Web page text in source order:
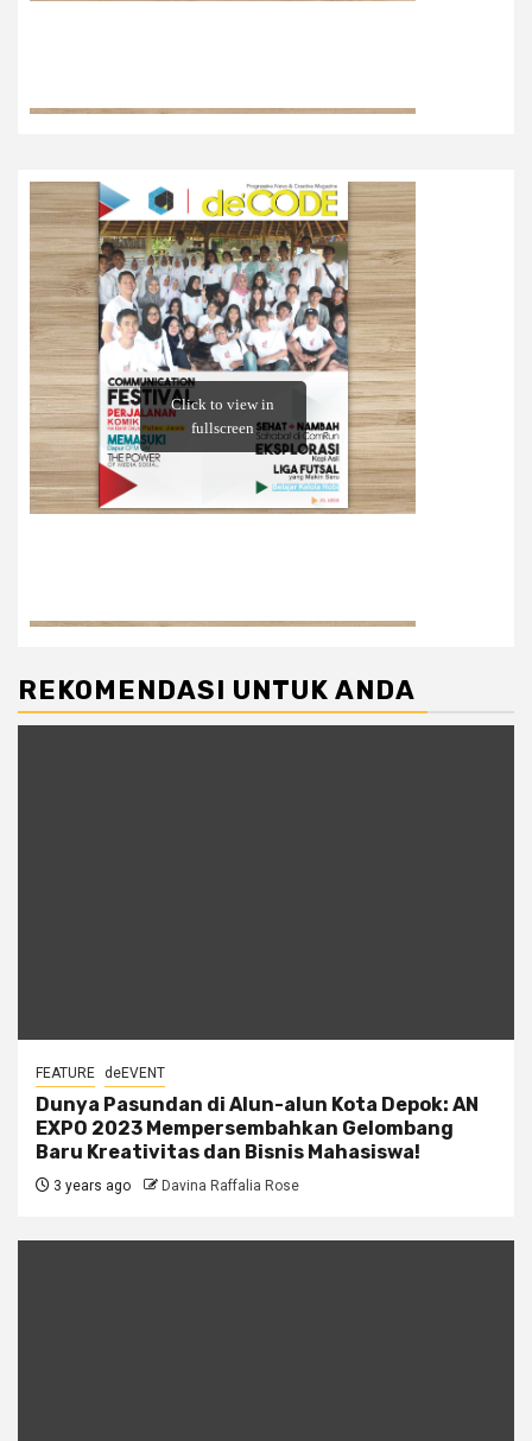
REKOMENDASI UNTUK ANDA
FEATURE deEVENT
Dunya Pasundan di Alun-alun Kota Depok: AN
EXPO 2023 Mempersembahkan Gelombang
Baru Kreativitas dan Bisnis Mahasiswa!
3 years ago Davina Raffalia Rose